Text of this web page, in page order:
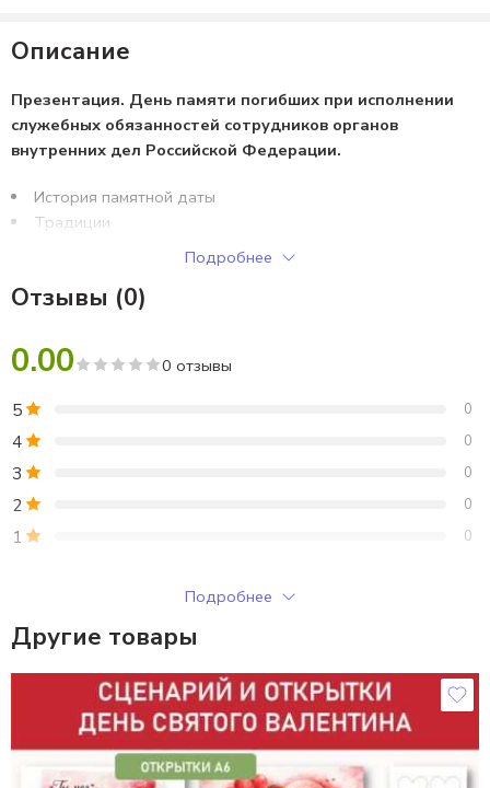
Описание
Презентация. День памяти погибших при исполнении
служебных обязанностей сотрудников органов
внутренних дел Российской Федерации.
История памятной даты
Традиции
Кто раньше ловил и наказывал преступников в России
Когда появилась профессия сыщиков в России
В каком случае считается, что сотрудник ОВД РФ погиб
при выполнении служебных обязанностей?
Подробнее
Отзывы (0)
0.00 0 отзывы
5 0
4 0
3 0
2 0
1 0
Только зарегистрированные клиенты, купившие этот товар,
могут публиковать отзывы.
Отзывов пока нет.
Подробнее
Другие товары